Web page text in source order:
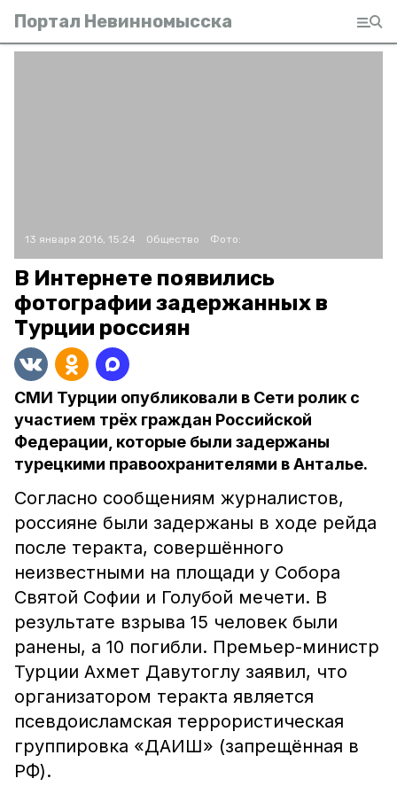
Портал Невинномысска
13 января 2016, 15:24 Общество Фото:
В Интернете появились
фотографии задержанных в
Турции россиян
СМИ Турции опубликовали в Сети ролик с
участием трёх граждан Российской
Федерации, которые были задержаны
турецкими правоохранителями в Анталье.
Согласно сообщениям журналистов,
россияне были задержаны в ходе рейда
после теракта, совершённого
неизвестными на площади у Собора
Святой Софии и Голубой мечети. В
результате взрыва 15 человек были
ранены, а 10 погибли. Премьер-министр
Турции Ахмет Давутоглу заявил, что
организатором теракта является
псевдоисламская террористическая
группировка «ДАИШ» (запрещённая в
РФ).